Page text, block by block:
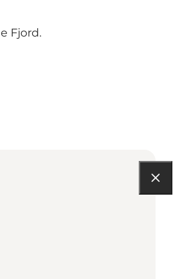
Fjord.